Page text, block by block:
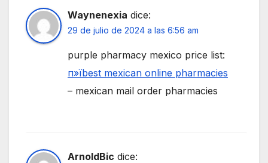
Waynenexia dice:
29 de julio de 2024 a las 6:56 am
purple pharmacy mexico price list:
п»їbest mexican online pharmacies
– mexican mail order pharmacies
ArnoldBic dice: